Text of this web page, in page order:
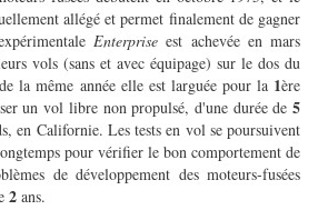
allégé et permet finalement de gagner
Enterprise est achevée en mars
vols (sans et avec équipage) sur le dos du
la même année elle est larguée pour la 1ère
un vol libre non propulsé, d'une durée de 5
en Californie. Les tests en vol se poursuivent
pour vérifier le bon comportement de
de développement des moteurs-fusées
2 ans.